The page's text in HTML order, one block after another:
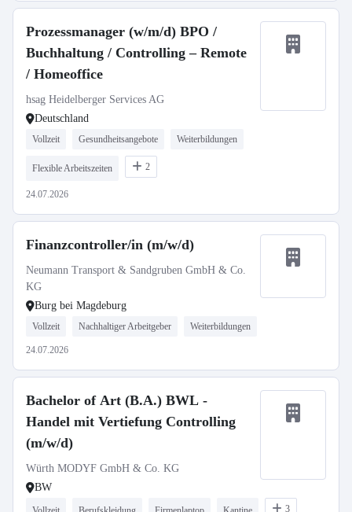
Prozessmanager (w/m/d) BPO /
Buchhaltung / Controlling – Remote
/ Homeoffice
hsag Heidelberger Services AG
Deutschland
Vollzeit Gesundheitsangebote Weiterbildungen
Flexible Arbeitszeiten 2
24.07.2026
Finanzcontroller/in (m/w/d)
Neumann Transport & Sandgruben GmbH & Co.
KG
Burg bei Magdeburg
Vollzeit Nachhaltiger Arbeitgeber Weiterbildungen
24.07.2026
Bachelor of Art (B.A.) BWL -
Handel mit Vertiefung Controlling
(m/w/d)
Würth MODYF GmbH & Co. KG
BW
3